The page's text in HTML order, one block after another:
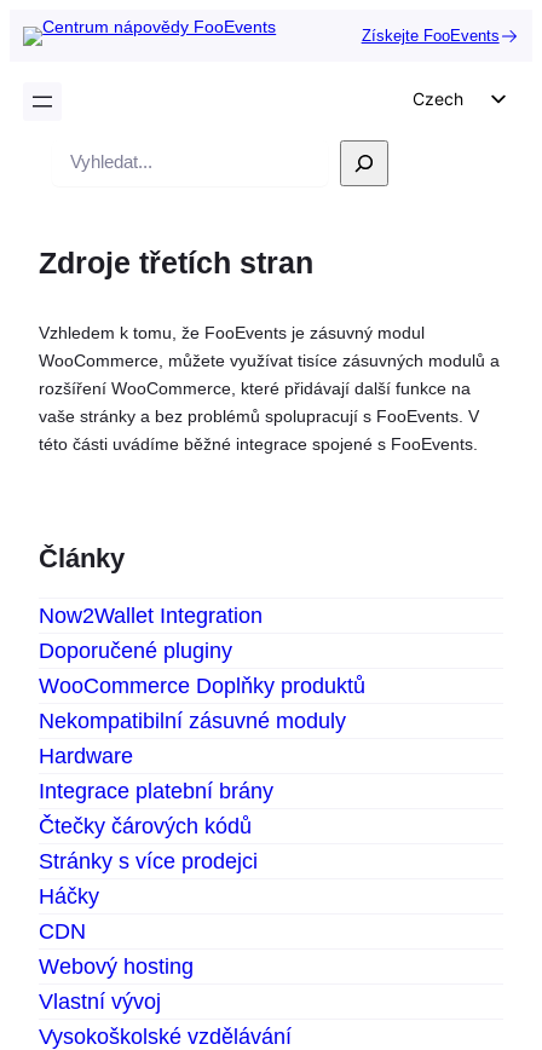
Získejte FooEvents
Czech
Portuguese
French
Polish
Vyhledávání
Zdroje třetích stran
Vzhledem k tomu, že FooEvents je zásuvný modul
WooCommerce, můžete využívat tisíce zásuvných modulů a
rozšíření WooCommerce, které přidávají další funkce na
vaše stránky a bez problémů spolupracují s FooEvents. V
této části uvádíme běžné integrace spojené s FooEvents.
Články
Now2Wallet Integration
Doporučené pluginy
WooCommerce Doplňky produktů
Nekompatibilní zásuvné moduly
Hardware
Integrace platební brány
Čtečky čárových kódů
Stránky s více prodejci
Háčky
CDN
Webový hosting
Vlastní vývoj
Vysokoškolské vzdělávání